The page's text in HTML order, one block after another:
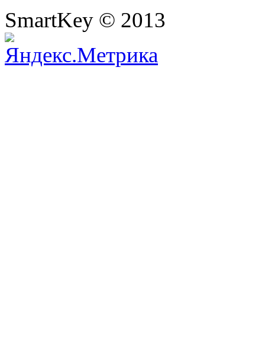
SmartKey © 2013